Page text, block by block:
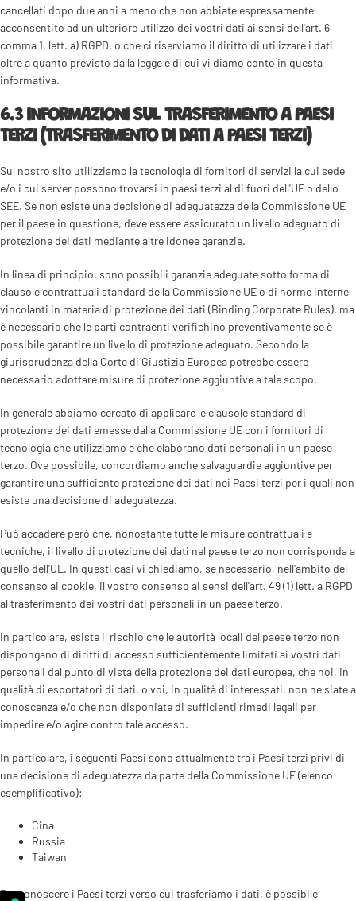
cancellati dopo due anni a meno che non abbiate espressamente
acconsentito ad un ulteriore utilizzo dei vostri dati ai sensi dell'art. 6
comma 1, lett. a) RGPD, o che ci riserviamo il diritto di utilizzare i dati
oltre a quanto previsto dalla legge e di cui vi diamo conto in questa
informativa.
6.3 INFORMAZIONI SUL TRASFERIMENTO A PAESI
TERZI (TRASFERIMENTO DI DATI A PAESI TERZI)
Sul nostro sito utilizziamo la tecnologia di fornitori di servizi la cui sede
e/o i cui server possono trovarsi in paesi terzi al di fuori dell'UE o dello
SEE. Se non esiste una decisione di adeguatezza della Commissione UE
per il paese in questione, deve essere assicurato un livello adeguato di
protezione dei dati mediante altre idonee garanzie.
In linea di principio, sono possibili garanzie adeguate sotto forma di
clausole contrattuali standard della Commissione UE o di norme interne
vincolanti in materia di protezione dei dati (Binding Corporate Rules), ma
è necessario che le parti contraenti verifichino preventivamente se è
possibile garantire un livello di protezione adeguato. Secondo la
giurisprudenza della Corte di Giustizia Europea potrebbe essere
necessario adottare misure di protezione aggiuntive a tale scopo.
In generale abbiamo cercato di applicare le clausole standard di
protezione dei dati emesse dalla Commissione UE con i fornitori di
tecnologia che utilizziamo e che elaborano dati personali in un paese
terzo. Ove possibile, concordiamo anche salvaguardie aggiuntive per
garantire una sufficiente protezione dei dati nei Paesi terzi per i quali non
esiste una decisione di adeguatezza.
Può accadere però che, nonostante tutte le misure contrattuali e
tecniche, il livello di protezione dei dati nel paese terzo non corrisponda a
quello dell'UE. In questi casi vi chiediamo, se necessario, nell'ambito del
consenso ai cookie, il vostro consenso ai sensi dell'art. 49 (1) lett. a RGPD
al trasferimento dei vostri dati personali in un paese terzo.
In particolare, esiste il rischio che le autorità locali del paese terzo non
dispongano di diritti di accesso sufficientemente limitati ai vostri dati
personali dal punto di vista della protezione dei dati europea, che noi, in
qualità di esportatori di dati, o voi, in qualità di interessati, non ne siate a
conoscenza e/o che non disponiate di sufficienti rimedi legali per
impedire e/o agire contro tale accesso.
In particolare, i seguenti Paesi sono attualmente tra i Paesi terzi privi di
una decisione di adeguatezza da parte della Commissione UE (elenco
esemplificativo):
Cina
Russia
Taiwan
Per conoscere i Paesi terzi verso cui trasferiamo i dati, è possibile